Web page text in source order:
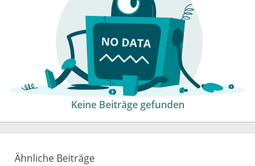
Keine Beiträge gefunden
Ähnliche Beiträge